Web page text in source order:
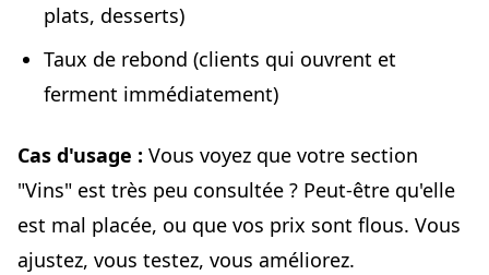
plats, desserts)
Taux de rebond (clients qui ouvrent et
ferment immédiatement)
Cas d'usage : Vous voyez que votre section
"Vins" est très peu consultée ? Peut-être qu'elle
est mal placée, ou que vos prix sont flous. Vous
ajustez, vous testez, vous améliorez.